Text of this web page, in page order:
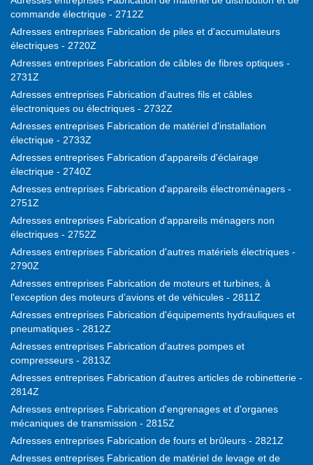
commande électrique - 2712Z
Adresses entreprises Fabrication de piles et d'accumulateurs
électriques - 2720Z
Adresses entreprises Fabrication de câbles de fibres optiques -
2731Z
Adresses entreprises Fabrication d'autres fils et câbles
électroniques ou électriques - 2732Z
Adresses entreprises Fabrication de matériel d'installation
électrique - 2733Z
Adresses entreprises Fabrication d'appareils d'éclairage
électrique - 2740Z
Adresses entreprises Fabrication d'appareils électroménagers -
2751Z
Adresses entreprises Fabrication d'appareils ménagers non
électriques - 2752Z
Adresses entreprises Fabrication d'autres matériels électriques -
2790Z
Adresses entreprises Fabrication de moteurs et turbines, à
l'exception des moteurs d’avions et de véhicules - 2811Z
Adresses entreprises Fabrication d'équipements hydrauliques et
pneumatiques - 2812Z
Adresses entreprises Fabrication d'autres pompes et
compresseurs - 2813Z
Adresses entreprises Fabrication d'autres articles de robinetterie -
2814Z
Adresses entreprises Fabrication d'engrenages et d'organes
mécaniques de transmission - 2815Z
Adresses entreprises Fabrication de fours et brûleurs - 2821Z
Adresses entreprises Fabrication de matériel de levage et de